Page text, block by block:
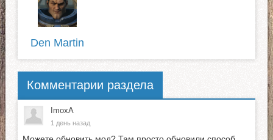
Den Martin
Комментарии раздела
ImoxA
1 день назад